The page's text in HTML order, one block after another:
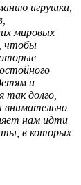
игрушки,
мировых
чтобы
и
так долго,
нам идти
в которых